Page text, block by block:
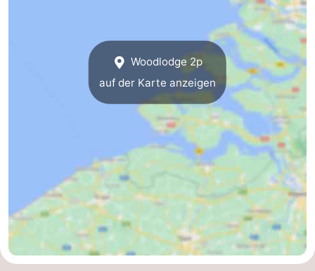
Südholland
-
Leiden
Bollenstreek
Woodlodge 2p
auf der Karte anzeigen